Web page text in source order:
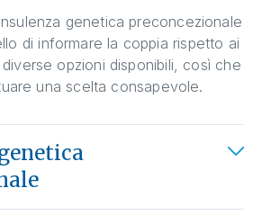
genetica preconcezionale
di informare la coppia rispetto ai
opzioni disponibili, così che
una scelta consapevole.